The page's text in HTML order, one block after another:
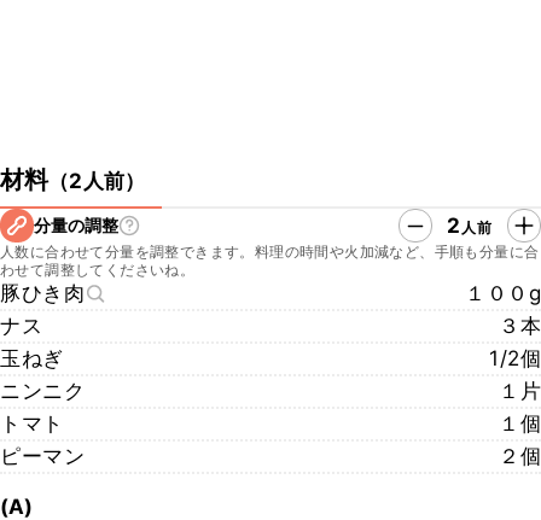
材料（2人前）
分量の調整 2 人前
人数に合わせて分量を調整できます。料理の時間や火加減など、手順も分量に合
わせて調整してくださいね。
豚ひき肉
１００g
ナス
３本
玉ねぎ
1/2個
ニンニク
１片
トマト
１個
ピーマン
２個
(A)